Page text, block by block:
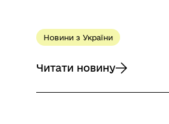
Новини з України
Читати новину
до Своєчасне